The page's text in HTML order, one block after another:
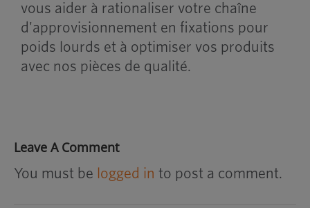
vous aider à rationaliser votre chaîne
d'approvisionnement en fixations pour
poids lourds et à optimiser vos produits
avec nos pièces de qualité.
Leave A Comment
You must be logged in to post a comment.